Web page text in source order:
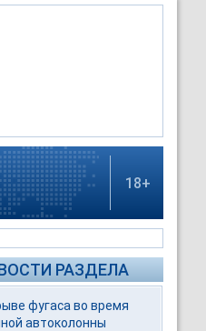
18+
РАЗДЕЛА
фугаса во время
автоколонны